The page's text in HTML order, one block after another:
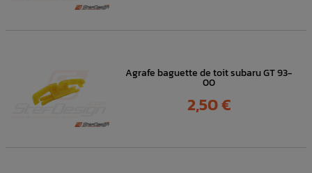
Agrafe baguette de toit subaru GT 93-
00
Prix
2,50 €